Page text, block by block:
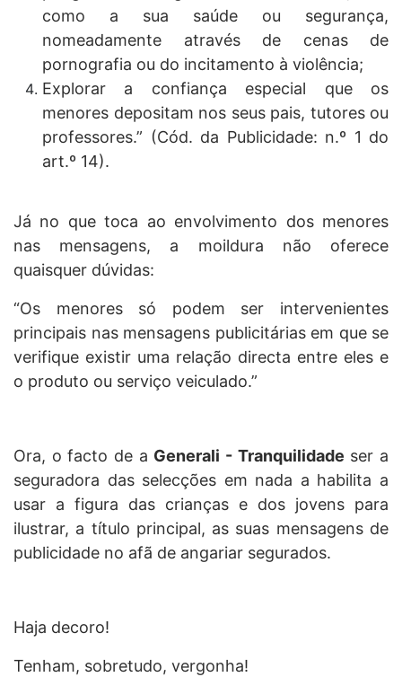
como a sua saúde ou segurança,
nomeadamente através de cenas de
pornografia ou do incitamento à violência;
Explorar a confiança especial que os
menores depositam nos seus pais, tutores ou
professores.” (Cód. da Publicidade: n.º 1 do
art.º 14).
Já no que toca ao envolvimento dos menores
nas mensagens, a moildura não oferece
quaisquer dúvidas:
“Os menores só podem ser intervenientes
principais nas mensagens publicitárias em que se
verifique existir uma relação directa entre eles e
o produto ou serviço veiculado.”
Ora, o facto de a Generali - Tranquilidade ser a
seguradora das selecções em nada a habilita a
usar a figura das crianças e dos jovens para
ilustrar, a título principal, as suas mensagens de
publicidade no afã de angariar segurados.
Haja decoro!
Tenham, sobretudo, vergonha!